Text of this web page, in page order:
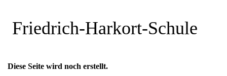
Friedrich-Harkort-Schule
Diese Seite wird noch erstellt.